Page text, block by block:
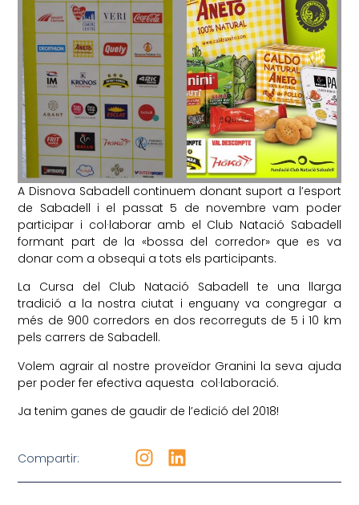
A Disnova Sabadell continuem donant suport a l’esport
de Sabadell i el passat 5 de novembre vam poder
participar i col·laborar amb el Club Natació Sabadell
formant part de la «bossa del corredor» que es va
donar com a obsequi a tots els participants.
La Cursa del Club Natació Sabadell te una llarga
tradició a la nostra ciutat i enguany va congregar a
més de 900 corredors en dos recorreguts de 5 i 10 km
pels carrers de Sabadell.
Volem agrair al nostre proveïdor Granini la seva ajuda
per poder fer efectiva aquesta col·laboració.
Ja tenim ganes de gaudir de l’edició del 2018!
Compartir: